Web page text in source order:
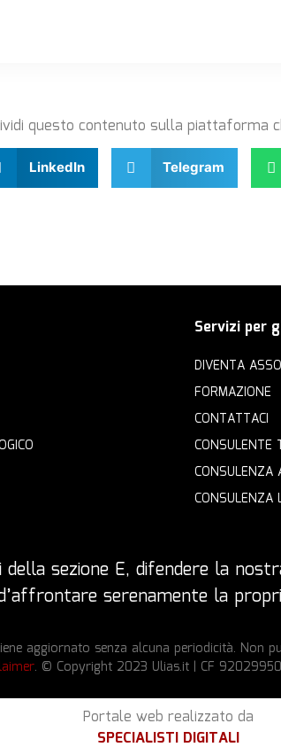
questo contenuto sulla piattaforma
LinkedIn Telegram
Servizi per
DIVENTA
FORMAZIONE
CONTATTACI
CONSULENTE
CONSULENZA
CONSULENZA
sezione E, difendere la
serenamente la
aggiornato senza alcuna periodicità. Non
. © Copyright 2023 Ulias.it | CF
Portale web realizzato da
SPECIALISTI DIGITALI